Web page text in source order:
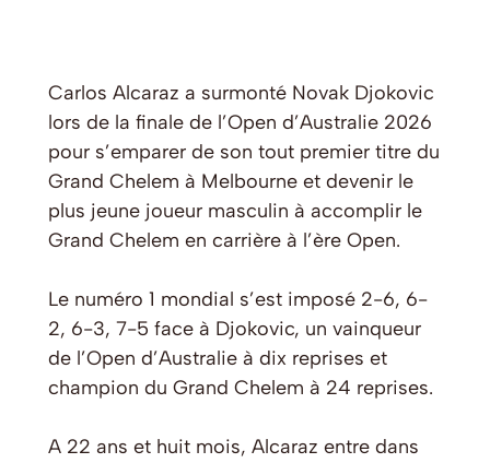
Carlos Alcaraz a surmonté Novak Djokovic
lors de la finale de l’Open d’Australie 2026
pour s’emparer de son tout premier titre du
Grand Chelem à Melbourne et devenir le
plus jeune joueur masculin à accomplir le
Grand Chelem en carrière à l’ère Open.
Le numéro 1 mondial s’est imposé 2-6, 6-
2, 6-3, 7-5 face à Djokovic, un vainqueur
de l’Open d’Australie à dix reprises et
champion du Grand Chelem à 24 reprises.
A 22 ans et huit mois, Alcaraz entre dans